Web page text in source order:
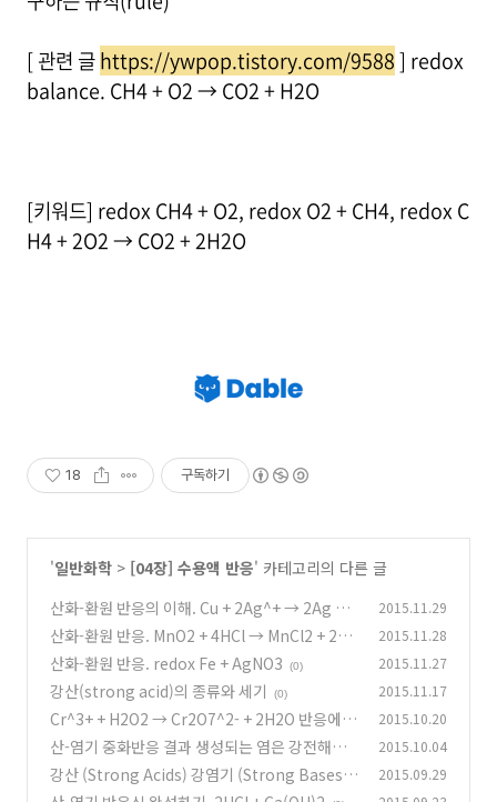
[ 관련 글https://ywpop.tistory.com/9588] redox
balance. CH4 + O2 → CO2 + H2O
[키워드] redox CH4 + O2, redox O2 + CH4, redox C
H4 + 2O2 → CO2 + 2H2O
18 구독하기
'일반화학 > [04장] 수용액 반응' 카테고리의 다른 글
산화-환원 반응의 이해. Cu + 2Ag^+ → 2Ag + C
u^2+
(0)
2015.11.29
산화-환원 반응. MnO2 + 4HCl → MnCl2 + 2H2
O + Cl2
(2)
2015.11.28
산화-환원 반응. redox Fe + AgNO3 (0) 2015.11.27
강산(strong acid)의 종류와 세기 (0) 2015.11.17
Cr^3+ + H2O2 → Cr2O7^2- + 2H2O 반응에서
산화제와 환원제
(0)
2015.10.20
산-염기 중화반응 결과 생성되는 염은 강전해질?
약전해질? (0)
2015.10.04
강산 (Strong Acids) 강염기 (Strong Bases) 2015.09.29